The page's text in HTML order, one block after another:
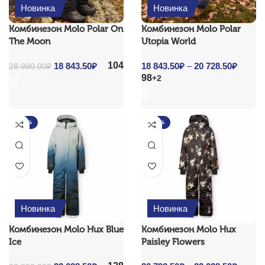
Новинка
Комбинезон Molo Polar On
The Moon
28 990.00₽ Original price
18 843.50₽ Current
104
Новинка
Комбинезон Molo Polar
Utopia World
18 843.50₽ – 20 728.50₽
98+2
Новинка
-35%
Комбинезон Molo Hux Blue
Ice
Новинка
-35%
Комбинезон Molo Hux
Paisley Flowers